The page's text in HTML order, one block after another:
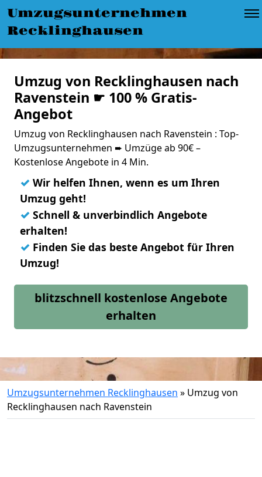
Umzugsunternehmen
Recklinghausen
Umzug von Recklinghausen nach
Ravenstein ☛ 100 % Gratis-
Angebot
Umzug von Recklinghausen nach Ravenstein : Top-
Umzugsunternehmen ➨ Umzüge ab 90€ –
Kostenlose Angebote in 4 Min.
✓ Wir helfen Ihnen, wenn es um Ihren
Umzug geht!
✓ Schnell & unverbindlich Angebote
erhalten!
✓ Finden Sie das beste Angebot für Ihren
Umzug!
blitzschnell kostenlose Angebote
erhalten
Umzugsunternehmen Recklinghausen » Umzug von
Recklinghausen nach Ravenstein